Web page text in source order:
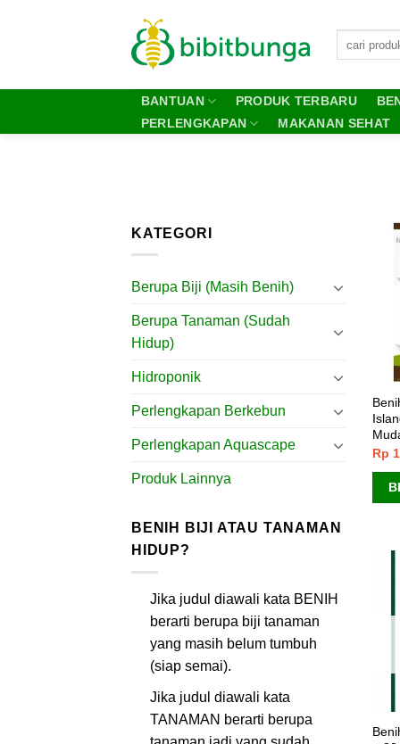
BANTUAN PRODUK TERBARU
PERLENGKAPAN
MAKANAN SEHAT
KATEGORI
Berupa Biji (Masih Benih)
Berupa Tanaman (Sudah
Hidup)
Hidroponik
Perlengkapan Berkebun
Perlengkapan Aquascape
Produk Lainnya
BENIH BIJI ATAU TANAMAN
HIDUP?
Jika judul diawali kata BENIH
berarti berupa biji tanaman
yang masih belum tumbuh
(siap semai).
Jika judul diawali kata
TANAMAN berarti berupa
Rp